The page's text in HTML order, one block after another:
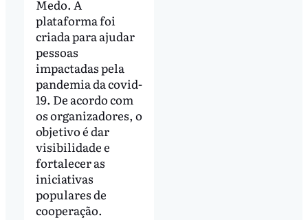
Medo. A
plataforma foi
criada para ajudar
pessoas
impactadas pela
pandemia da covid-
19. De acordo com
os organizadores, o
objetivo é dar
visibilidade e
fortalecer as
iniciativas
populares de
cooperação.